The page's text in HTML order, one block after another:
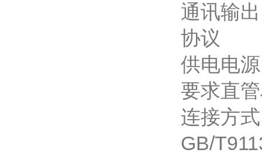
通讯输
协议
供电电
要求直
连接方
GB/